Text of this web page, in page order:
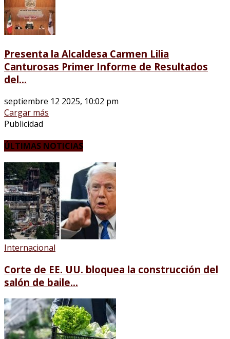
Presenta la Alcaldesa Carmen Lilia
Canturosas Primer Informe de Resultados
del...
septiembre 12 2025, 10:02 pm
Cargar más
Publicidad
ÚLTIMAS NOTICIAS
Internacional
Corte de EE. UU. bloquea la construcción del
salón de baile...